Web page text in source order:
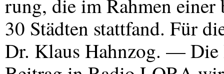
rung, die im Rahmen
30 Städten stattfand. Für
Dr. Klaus Hahnzog. — Die